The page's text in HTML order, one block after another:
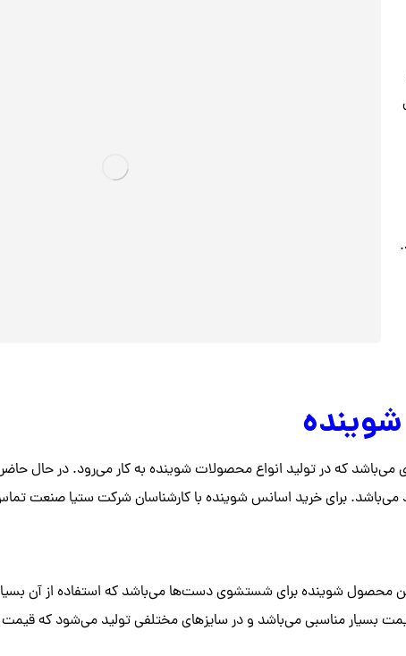
می‌باشد که در تولید انواع محصولات شوینده به کار می‌رود. در حال
می‌باشد. برای خرید اسانس شوینده با کارشناسان شرکت ستیا صنعت
محصول شوینده برای شستشوی دست‌ها می‌باشد که استفاده از آن
بسیار مناسبی می‌باشد و در سایزهای مختلفی تولید می‌شود که قیمت